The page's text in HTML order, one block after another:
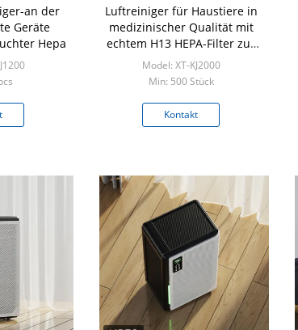
an der
Geräte
Hepa
Luftreiniger für Haustiere in
medizinischer Qualität mit
echtem H13 HEPA-Filter zur
Schuppenentfernung
Model: XT-KJ2000
Min: 500 Stück
Kontakt